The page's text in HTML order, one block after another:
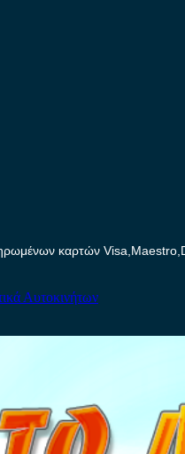
καρτών
Αυτοκινήτων